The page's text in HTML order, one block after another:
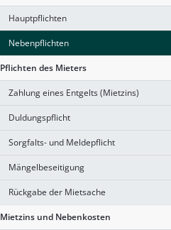
Hauptpflichten
Nebenpflichten
Pflichten des Mieters
Zahlung eines Entgelts (Mietzins)
Duldungspflicht
Sorgfalts- und Meldepflicht
Mängelbeseitigung
Rückgabe der Mietsache
Mietzins und Nebenkosten